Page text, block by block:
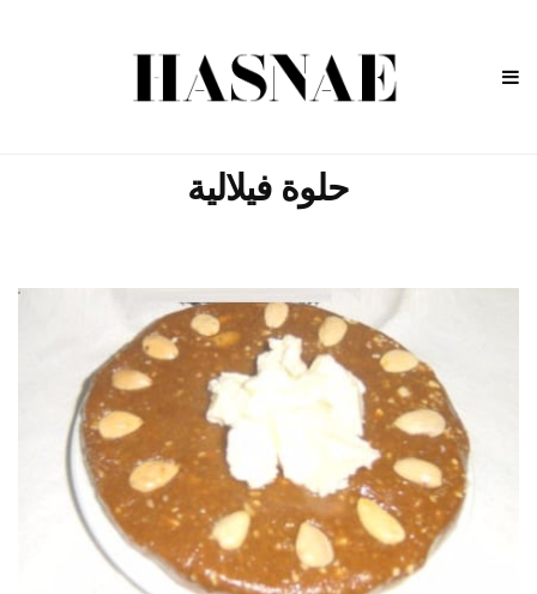
حلوة فيلالية